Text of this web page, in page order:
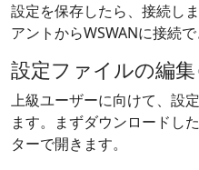
設定を保存したら、接続し
アントからWSWANに接続で
設定ファイルの編集
上級ユーザーに向けて、設
ます。まずダウンロードし
ターで開きます。